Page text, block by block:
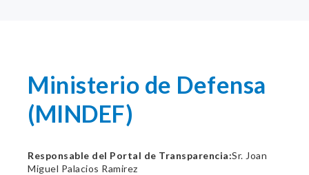
Ministerio de Defensa
(MINDEF)
Responsable del Portal de Transparencia:Sr. Joan
Miguel Palacios Ramirez